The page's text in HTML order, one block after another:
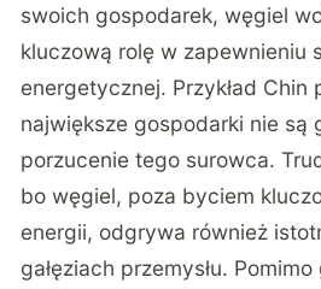
swoich gospodarek, węgiel
kluczową rolę w zapewnieniu
energetycznej. Przykład Chin
największe gospodarki nie są
porzucenie tego surowca.
bo węgiel, poza byciem
energii, odgrywa również
gałęziach przemysłu.